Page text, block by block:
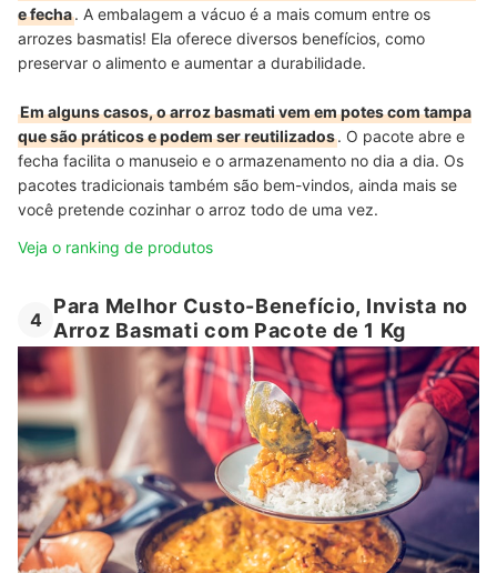
e fecha. A embalagem a vácuo é a mais comum entre os
arrozes basmatis! Ela oferece diversos benefícios, como
preservar o alimento e aumentar a durabilidade.
Em alguns casos, o arroz basmati vem em potes com tampa
que são práticos e podem ser reutilizados. O pacote abre e
fecha facilita o manuseio e o armazenamento no dia a dia. Os
pacotes tradicionais também são bem-vindos, ainda mais se
você pretende cozinhar o arroz todo de uma vez.
Veja o ranking de produtos
4
Para Melhor Custo-Benefício, Invista no
Arroz Basmati com Pacote de 1 Kg